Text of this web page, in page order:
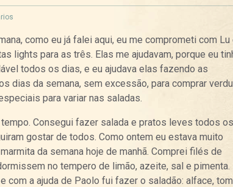
como eu já falei aqui, eu me comprometi com Lu
lights para as três. Elas me ajudavam, porque eu
todos os dias, e eu ajudava elas fazendo as
dias da semana, sem excessão, para comprar
para variar nas saladas.
Consegui fazer salada e pratos leves todos os
gostar de todos. Como ontem eu estava muito
da semana hoje de manhã. Comprei filés de
no tempero de limão, azeite, sal e pimenta.
com a ajuda de Paolo fui fazer o saladão: alface,